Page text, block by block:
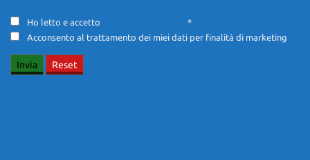
Ho letto e accetto
*
Acconsento al trattamento dei miei dati per finalità di marketing